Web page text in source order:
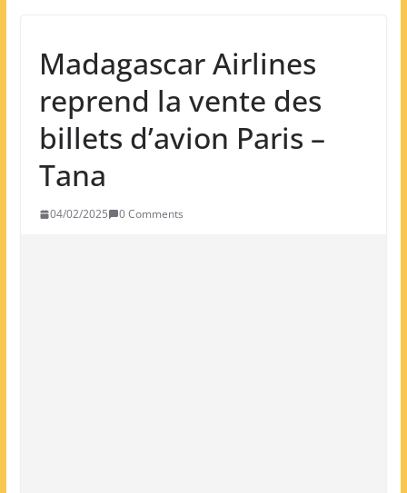
Madagascar Airlines
reprend la vente des
billets d’avion Paris –
Tana
04/02/2025 0 Comments